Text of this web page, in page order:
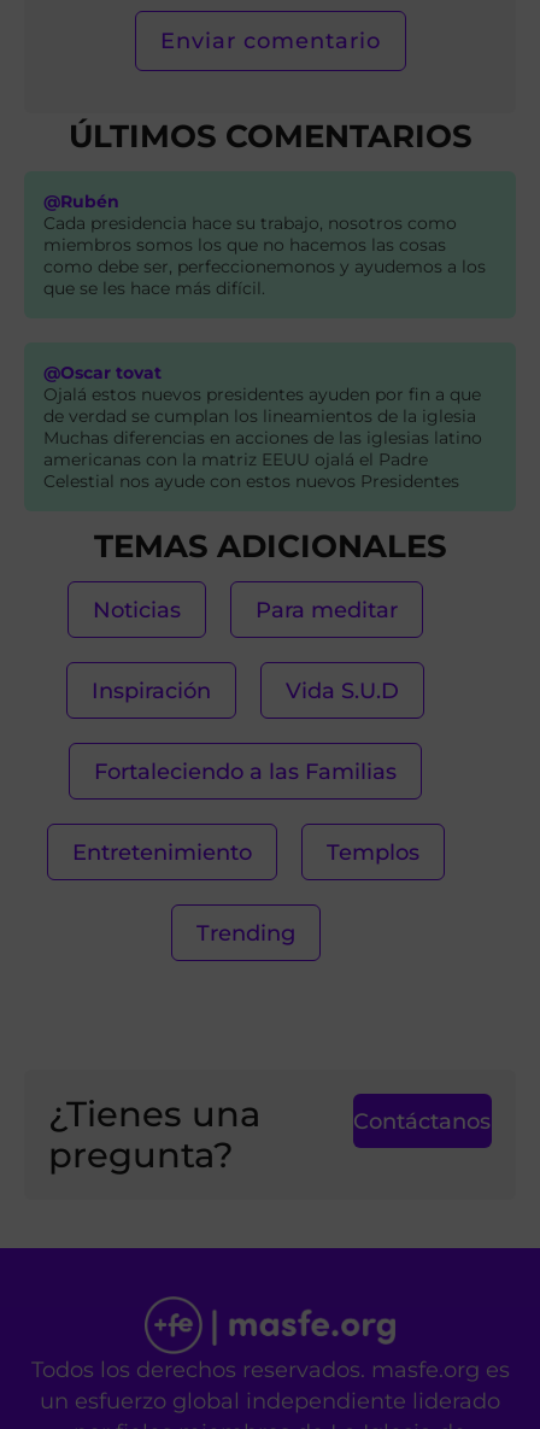
ÚLTIMOS COMENTARIOS
@Rubén
Cada presidencia hace su trabajo, nosotros como
miembros somos los que no hacemos las cosas
como debe ser, perfeccionemonos y ayudemos a los
que se les hace más difícil.
@Oscar tovat
Ojalá estos nuevos presidentes ayuden por fin a que
de verdad se cumplan los lineamientos de la iglesia
Muchas diferencias en acciones de las iglesias latino
americanas con la matriz EEUU ojalá el Padre
Celestial nos ayude con estos nuevos Presidentes
TEMAS ADICIONALES
Noticias Para meditar
Inspiración Vida S.U.D
Fortaleciendo a las Familias
Entretenimiento Templos
Trending
¿Tienes una
pregunta?
Contáctanos
Todos los derechos reservados. masfe.org es
un esfuerzo global independiente liderado